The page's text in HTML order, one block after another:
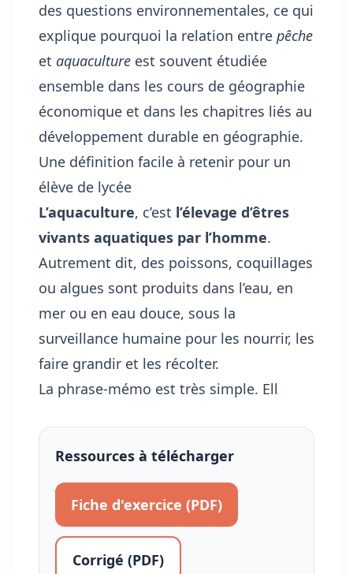
des questions environnementales, ce qui
explique pourquoi la relation entre pêche
et aquaculture est souvent étudiée
ensemble dans les cours de géographie
économique et dans les chapitres liés au
développement durable en géographie.
Une définition facile à retenir pour un
élève de lycée
L’aquaculture, c’est l’élevage d’êtres
vivants aquatiques par l’homme.
Autrement dit, des poissons, coquillages
ou algues sont produits dans l’eau, en
mer ou en eau douce, sous la
surveillance humaine pour les nourrir, les
faire grandir et les récolter.
La phrase-mémo est très simple. Ell
Ressources à télécharger
Fiche d'exercice (PDF)
Corrigé (PDF)